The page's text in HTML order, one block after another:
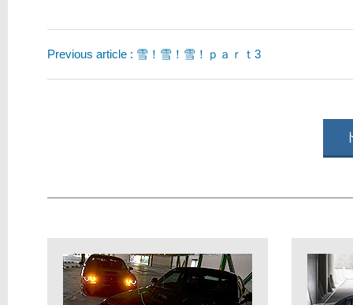
Previous article : 雪！雪！雪！ｐａｒｔ3